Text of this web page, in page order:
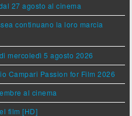
27 agosto al cinema
continuano la loro marcia
mercoledì 5 agosto 2026
Campari Passion for Film 2026
al cinema
film [HD]